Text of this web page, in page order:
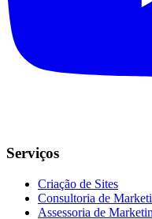
Serviços
Criação de Sites
Consultoria de
Assessoria de